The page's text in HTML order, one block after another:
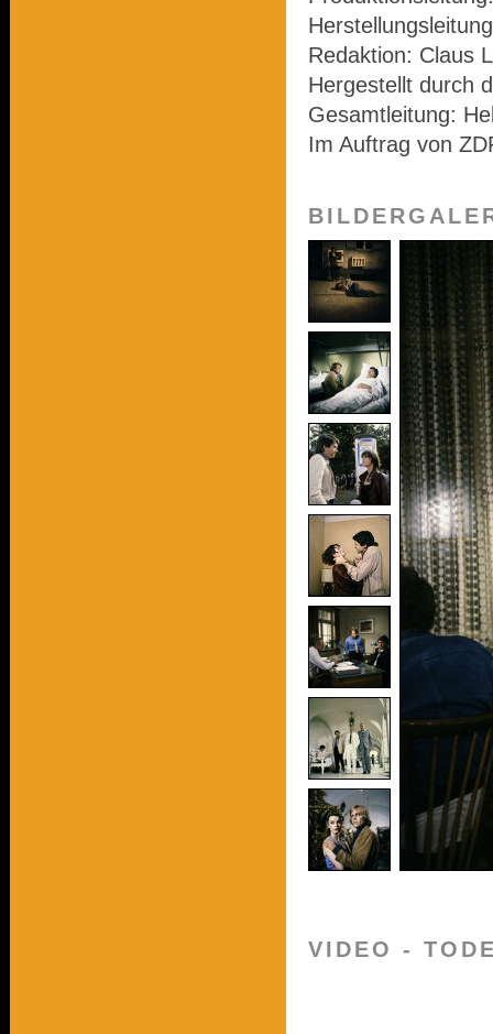
Redaktion: Claus
Hergestellt durch
Gesamtleitung:
Im Auftrag von
VIDEO -